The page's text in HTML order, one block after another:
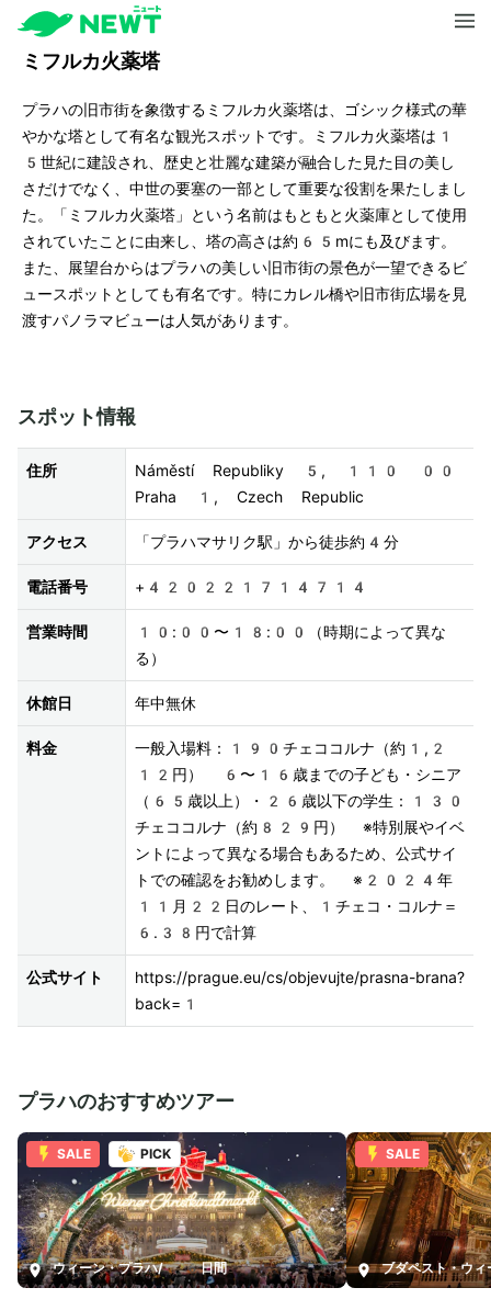
ミフルカ火薬塔
プラハの旧市街を象徴するミフルカ火薬塔は、ゴシック様式の華
やかな塔として有名な観光スポットです。ミフルカ火薬塔は1
5世紀に建設され、歴史と壮麗な建築が融合した見た目の美し
さだけでなく、中世の要塞の一部として重要な役割を果たしまし
た。「ミフルカ火薬塔」という名前はもともと火薬庫として使用
されていたことに由来し、塔の高さは約65mにも及びます。
また、展望台からはプラハの美しい旧市街の景色が一望できるビ
ュースポットとしても有名です。特にカレル橋や旧市街広場を見
渡すパノラマビューは人気があります。
スポット情報
住所
Náměstí Republiky 5, 110 00
Praha 1, Czech Republic
アクセス 「プラハマサリク駅」から徒歩約4分
電話番号 +420221714714
営業時間
10:00〜18:00（時期によって異な
る）
休館日 年中無休
料金
一般入場料：190チェココルナ（約1,2
12円） 6〜16歳までの子ども・シニア
（65歳以上）・26歳以下の学生：130
チェココルナ（約829円） ※特別展やイベ
ントによって異なる場合もあるため、公式サイ
トでの確認をお勧めします。 ※2024年
11月22日のレート、1チェコ・コルナ＝
6.38円で計算
公式サイト
https://prague.eu/cs/objevujte/prasna-brana?
back=1
プラハのおすすめツアー
SALE PICK
ウィーン・プラハ/ 6日間
SALE
ブダペスト・ウィ